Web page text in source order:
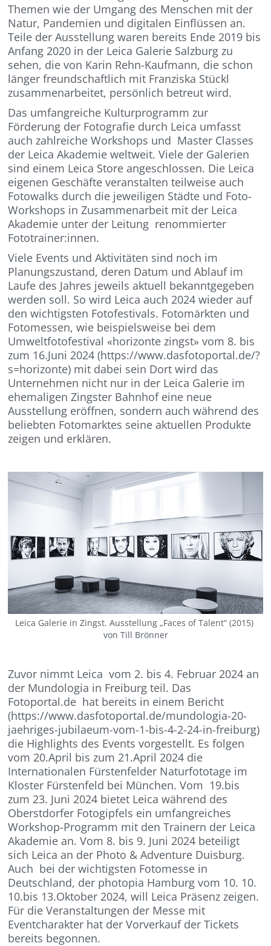
Themen wie der Umgang des Menschen mit der
Natur, Pandemien und digitalen Einflüssen an.
Teile der Ausstellung waren bereits Ende 2019 bis
Anfang 2020 in der Leica Galerie Salzburg zu
sehen, die von Karin Rehn-Kaufmann, die schon
länger freundschaftlich mit Franziska Stückl
zusammenarbeitet, persönlich betreut wird.
Das umfangreiche Kulturprogramm zur
Förderung der Fotografie durch Leica umfasst
auch zahlreiche Workshops und Master Classes
der Leica Akademie weltweit. Viele der Galerien
sind einem Leica Store angeschlossen. Die Leica
eigenen Geschäfte veranstalten teilweise auch
Fotowalks durch die jeweiligen Städte und Foto-
Workshops in Zusammenarbeit mit der Leica
Akademie unter der Leitung renommierter
Fototrainer:innen.
Viele Events und Aktivitäten sind noch im
Planungszustand, deren Datum und Ablauf im
Laufe des Jahres jeweils aktuell bekanntgegeben
werden soll. So wird Leica auch 2024 wieder auf
den wichtigsten Fotofestivals. Fotomärkten und
Fotomessen, wie beispielsweise bei dem
Umweltfotofestival «horizonte zingst» vom 8. bis
zum 16.Juni 2024 (https://www.dasfotoportal.de/?
s=horizonte) mit dabei sein Dort wird das
Unternehmen nicht nur in der Leica Galerie im
ehemaligen Zingster Bahnhof eine neue
Ausstellung eröffnen, sondern auch während des
beliebten Fotomarktes seine aktuellen Produkte
zeigen und erklären.
Leica Galerie in Zingst. Ausstellung „Faces of Talent“ (2015)
von Till Brönner
Zuvor nimmt Leica vom 2. bis 4. Februar 2024 an
der Mundologia in Freiburg teil. Das
Fotoportal.de hat bereits in einem Bericht
(https://www.dasfotoportal.de/mundologia-20-
jaehriges-jubilaeum-vom-1-bis-4-2-24-in-freiburg)
die Highlights des Events vorgestellt. Es folgen
vom 20.April bis zum 21.April 2024 die
Internationalen Fürstenfelder Naturfototage im
Kloster Fürstenfeld bei München. Vom 19.bis
zum 23. Juni 2024 bietet Leica während des
Oberstdorfer Fotogipfels ein umfangreiches
Workshop-Programm mit den Trainern der Leica
Akademie an. Vom 8. bis 9. Juni 2024 beteiligt
sich Leica an der Photo & Adventure Duisburg.
Auch bei der wichtigsten Fotomesse in
Deutschland, der photopia Hamburg vom 10. 10.
10.bis 13.Oktober 2024, will Leica Präsenz zeigen.
Für die Veranstaltungen der Messe mit
Eventcharakter hat der Vorverkauf der Tickets
bereits begonnen.